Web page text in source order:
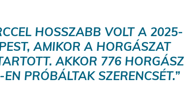
HOSSZABB VOLT A 2025-
AMIKOR A HORGÁSZAT
AKKOR 776 HORGÁSZ
PRÓBÁLTAK SZERENCSÉT.”